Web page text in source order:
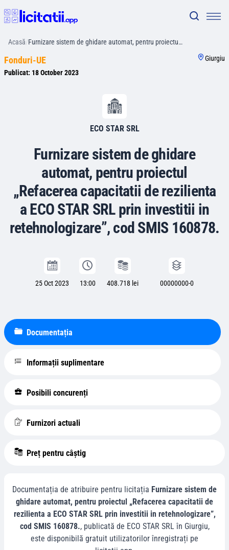
Acasă/Furnizare sistem de ghidare automat, pentru proiectu…
Fonduri-UE
Publicat: 18 October 2023
Giurgiu
ECO STAR SRL
Furnizare sistem de ghidare
automat, pentru proiectul
„Refacerea capacitatii de rezilienta
a ECO STAR SRL prin investitii in
retehnologizare”, cod SMIS 160878.
25 Oct 2023 13:00 408.718 lei 00000000-0
Documentația
Informații suplimentare
Posibili concurenți
Furnizori actuali
Preț pentru câștig
Documentația de atribuire pentru licitația Furnizare sistem de
ghidare automat, pentru proiectul „Refacerea capacitatii de
rezilienta a ECO STAR SRL prin investitii in retehnologizare”,
cod SMIS 160878., publicată de ECO STAR SRLîn Giurgiu,
este disponibilă gratuit utilizatorilor înregistrați pe